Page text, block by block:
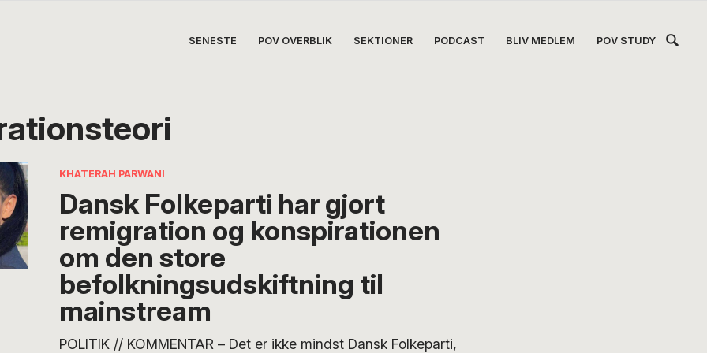
SENESTE POV OVERBLIK SEKTIONER PODCAST BLIV MEDLEM POV STUDY
KHATERAH PARWANI
Dansk Folkeparti har gjort
remigration og konspirationen
om den store
befolkningsudskiftning til
mainstream
POLITIK // KOMMENTAR – Det er ikke mindst Dansk Folkeparti,